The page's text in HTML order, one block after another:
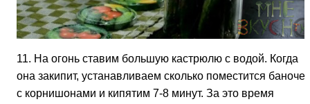
11. На огонь ставим большую кастрюлю с водой. Когда
она закипит, устанавливаем сколько поместится баночек
с корнишонами и кипятим 7-8 минут. За это время